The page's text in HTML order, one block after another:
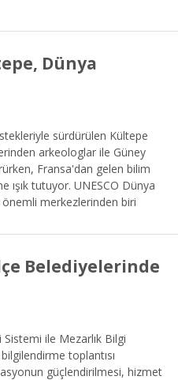
Dünya
sürdürülen Kültepe
arkeologlar ile Güney
Fransa'dan gelen bilim
ışık tutuyor. UNESCO Dünya
önemli merkezlerinden biri
Belediyelerinde
ile Mezarlık Bilgi
toplantısı
güçlendirilmesi, hizmet